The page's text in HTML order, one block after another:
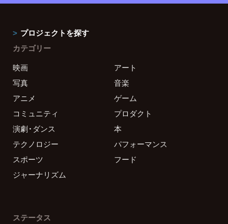
プロジェクトを探す
カテゴリー
映画
アート
写真
音楽
アニメ
ゲーム
コミュニティ
プロダクト
演劇・ダンス
本
テクノロジー
パフォーマンス
スポーツ
フード
ジャーナリズム
ステータス